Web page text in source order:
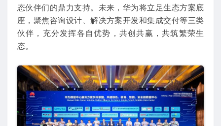
态伙伴们的鼎力支持。未来，华为将立足生态方案底
座，聚焦咨询设计、解决方案开发和集成交付等三类
伙伴，充分发挥各自优势，共创共赢，共筑繁荣生
态。